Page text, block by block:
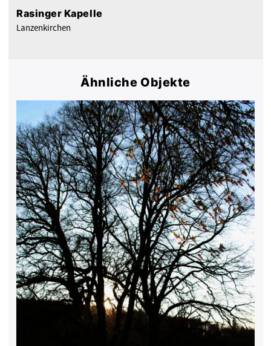
Rasinger Kapelle
Lanzenkirchen
Ähnliche Objekte